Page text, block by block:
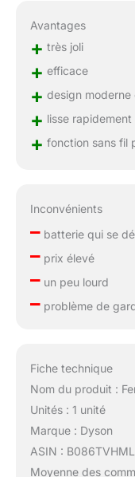
Avantages
+ très joli
+ efficace
+ design
+ lisse
+ fonction sans fil
Inconvénients
–batterie qui se
–prix élevé
–un peu lourd
–problème de
Fiche technique
Nom du produit :
Unités : 1 unité
Marque : Dyson
ASIN :
Moyenne des